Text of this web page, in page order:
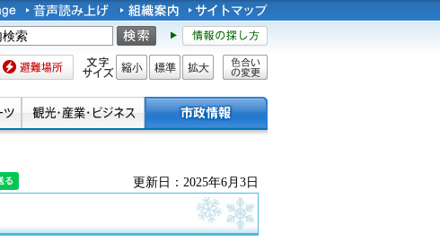
避難場所 文字サイズ
縮小 標準 拡大
色合い
更新日：2025年6月3日